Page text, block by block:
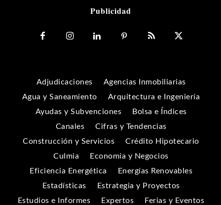
Publicidad
Adjudicaciones
Agencias Inmobiliarias
Agua y Saneamiento
Arquitectura e Ingeniería
Ayudas y Subvenciones
Bolsa e Índices
Canales
Cifras y Tendencias
Construcción y Servicios
Crédito Hipotecario
Culmia
Economía y Negocios
Eficiencia Energética
Energías Renovables
Estadísticas
Estrategia y Proyectos
Estudios e Informes
Expertos
Ferias y Eventos